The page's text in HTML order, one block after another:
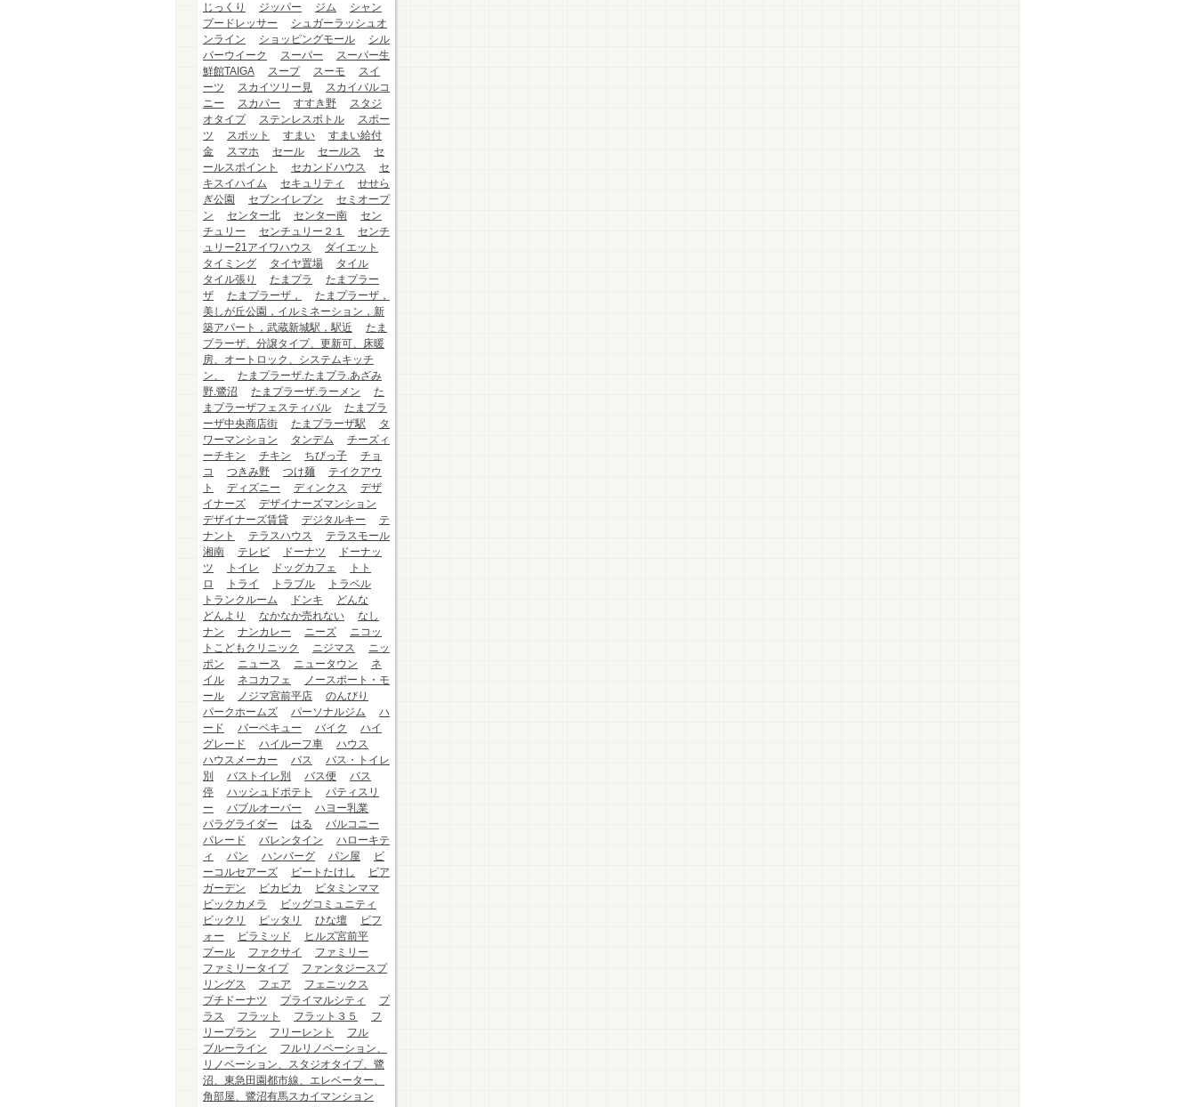
じっくり
ジッパー ジム
シャン
プードレッサー
シュガーラッシュオ
ンライン
ショッピングモール
シル
バーウイーク
スーパー
スーパー生
鮮館TAIGA
スープ スーモ
スイ
ーツ
スカイツリー見
スカイバルコ
ニー
スカパー すすき野
スタジ
オタイプ
ステンレスボトル
スポー
ツ
スポット すまい
すまい給付
金
スマホ セール セールス
セ
ールスポイント
セカンドハウス
セ
キスイハイム
セキュリティ
せせら
ぎ公園
セブンイレブン
セミオープ
ン
センター北 センター南
セン
チュリー
センチュリー２１
センチ
ュリー21アイワハウス
ダイエット
タイミング
タイヤ置場
タイル
タイル張り
たまプラ
たまプラー
ザ
たまプラーザ，
たまプラーザ，
美しが丘公園，イルミネーション，新
築アパート，武蔵新城駅，駅近
たま
プラーザ、分譲タイプ、更新可、床暖
房、オートロック、システムキッチ
ン、
たまプラーザ.たまプラ.あざみ
野.鷺沼
たまプラーザ.ラーメン
た
まプラーザフェスティバル
たまプラ
ーザ中央商店街
たまプラーザ駅
タ
ワーマンション
タンデム
チーズィ
ーチキン
チキン ちびっ子
チョ
コ
つきみ野 つけ麺
テイクアウ
ト
ディズニー ディンクス
デザ
イナーズ
デザイナーズマンション
デザイナーズ賃貸
デジタルキー
テ
ナント
テラスハウス
テラスモール
湘南
テレビ ドーナツ
ドーナッ
ツ
トイレ ドッグカフェ
トト
ロ
トライ トラブル
トラベル
トランクルーム
ドンキ
どんな
どんより
なかなか売れない
なし
ナン
ナンカレー ニーズ
ニコッ
トこどもクリニック
ニジマス
ニッ
ポン
ニュース ニュータウン
ネ
イル
ネコカフェ
ノースポート・モ
ール
ノジマ宮前平店
のんびり
パークホームズ
パーソナルジム
ハ
ード
バーベキュー バイク
ハイ
グレード
ハイルーフ車
ハウス
ハウスメーカー
バス
バス・トイレ
別
バストイレ別 バス便
バス
停
ハッシュドポテト
パティスリ
ー
バブルオーバー
ハヨー乳業
パラグライダー
はる
バルコニー
パレード
バレンタイン
ハローキテ
ィ
パン ハンバーグ パン屋
ビ
ーコルセアーズ
ビートたけし
ビア
ガーデン
ピカピカ
ビタミンママ
ビックカメラ
ビッグコミュニティ
ビックリ
ピッタリ ひな壇
ビフ
ォー
ピラミッド
ヒルズ宮前平
プール
ファクサイ
ファミリー
ファミリータイプ
ファンタジースプ
リングス
フェア
フェニックス
プチドーナツ
プライマルシティ
プ
ラス
フラット フラット３５
フ
リープラン
フリーレント
フル
ブルーライン
フルリノベーション、
リノベーション、スタジオタイプ、鷺
沼、東急田園都市線、エレベーター、
角部屋、鷺沼有馬スカイマンション